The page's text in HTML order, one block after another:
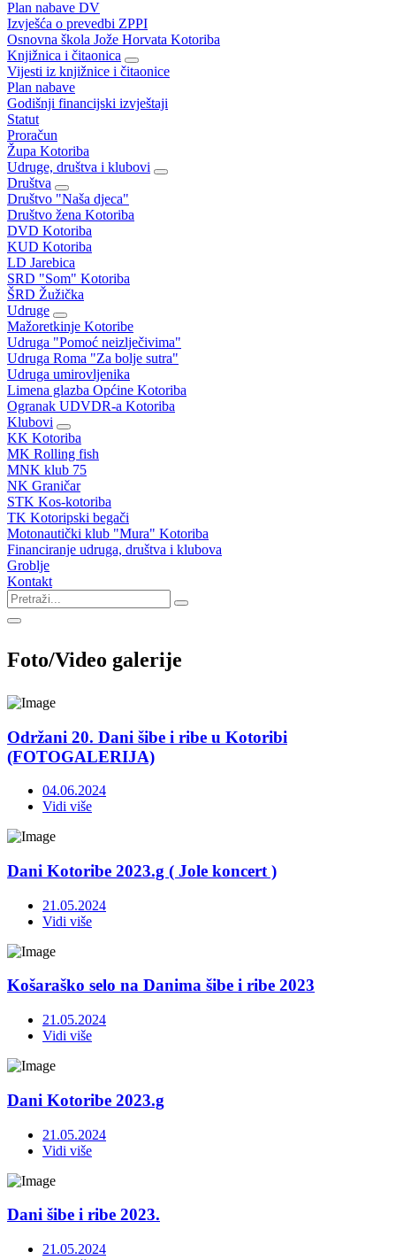
Plan nabave DV
Izvješća o prevedbi ZPPI
Osnovna škola Jože Horvata Kotoriba
Knjižnica i čitaonica
Vijesti iz knjižnice i čitaonice
Plan nabave
Godišnji financijski izvještaji
Statut
Proračun
Župa Kotoriba
Udruge, društva i klubovi
Društva
Društvo "Naša djeca"
Društvo žena Kotoriba
DVD Kotoriba
KUD Kotoriba
LD Jarebica
SRD "Som" Kotoriba
ŠRD Žužička
Udruge
Mažoretkinje Kotoribe
Udruga "Pomoć neizlječivima"
Udruga Roma "Za bolje sutra"
Udruga umirovljenika
Limena glazba Općine Kotoriba
Ogranak UDVDR-a Kotoriba
Klubovi
KK Kotoriba
MK Rolling fish
MNK klub 75
NK Graničar
STK Kos-kotoriba
TK Kotoripski begači
Motonautički klub "Mura" Kotoriba
Financiranje udruga, društva i klubova
Groblje
Kontakt
Foto/Video galerije
Održani 20. Dani šibe i ribe u Kotoribi
(FOTOGALERIJA)
04.06.2024
Vidi više
Dani Kotoribe 2023.g ( Jole koncert )
21.05.2024
Vidi više
Košaraško selo na Danima šibe i ribe 2023
21.05.2024
Vidi više
Dani Kotoribe 2023.g
21.05.2024
Vidi više
Dani šibe i ribe 2023.
21.05.2024